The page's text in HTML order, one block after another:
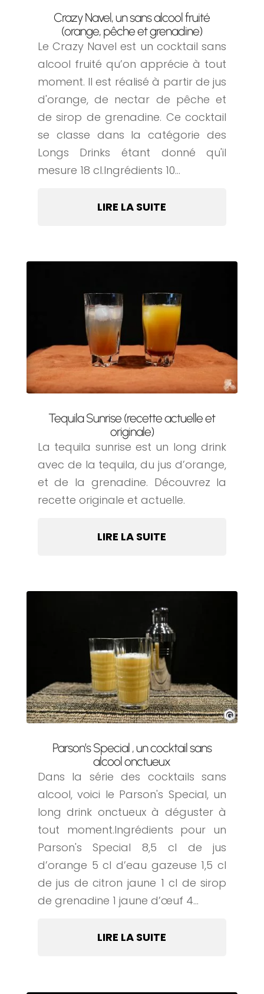
Crazy Navel, un sans alcool fruité
(orange, pêche et grenadine)
Le Crazy Navel est un cocktail sans
alcool fruité qu’on apprécie à tout
moment. Il est réalisé à partir de jus
d'orange, de nectar de pêche et
de sirop de grenadine. Ce cocktail
se classe dans la catégorie des
Longs Drinks étant donné qu'il
mesure 18 cl.Ingrédients 10...
LIRE LA SUITE
Tequila Sunrise (recette actuelle et
originale)
La tequila sunrise est un long drink
avec de la tequila, du jus d’orange,
et de la grenadine. Découvrez la
recette originale et actuelle.
LIRE LA SUITE
Parson’s Special , un cocktail sans
alcool onctueux
Dans la série des cocktails sans
alcool, voici le Parson's Special, un
long drink onctueux à déguster à
tout moment.Ingrédients pour un
Parson's Special 8,5 cl de jus
d’orange 5 cl d’eau gazeuse 1,5 cl
de jus de citron jaune 1 cl de sirop
de grenadine 1 jaune d’œuf 4...
LIRE LA SUITE